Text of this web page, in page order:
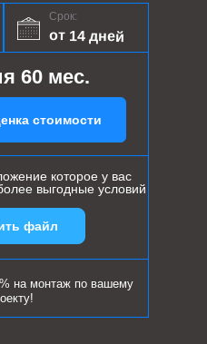
Срок:
от 14 дней
60 мес.
стоимости
которое у вас
выгодные условий
на монтаж по вашему
файл